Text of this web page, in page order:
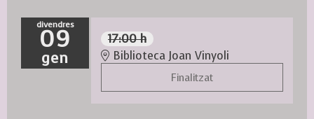
divendres
09
gen
17:00 h
Biblioteca Joan Vinyoli
Finalitzat